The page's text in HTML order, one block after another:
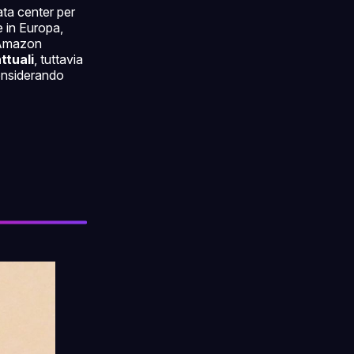
center per
Europa,
, tuttavia